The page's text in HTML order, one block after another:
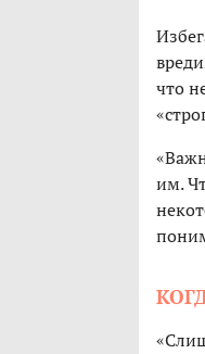
что
им.